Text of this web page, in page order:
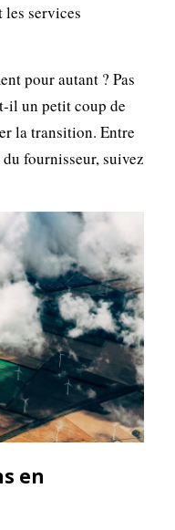
les services
pour autant ? Pas
il un petit coup de
la transition. Entre
fournisseur, suivez
en